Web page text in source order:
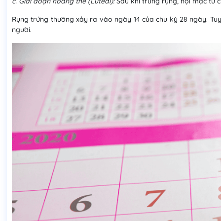
Rụng trứng thường xảy ra vào ngày 14 của chu kỳ 28 ngày.
người.